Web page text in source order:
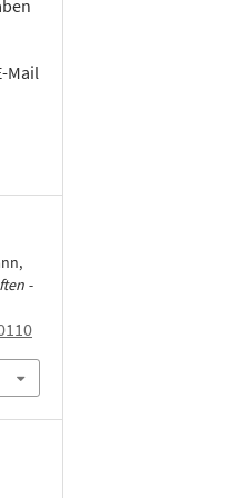
Mail
-